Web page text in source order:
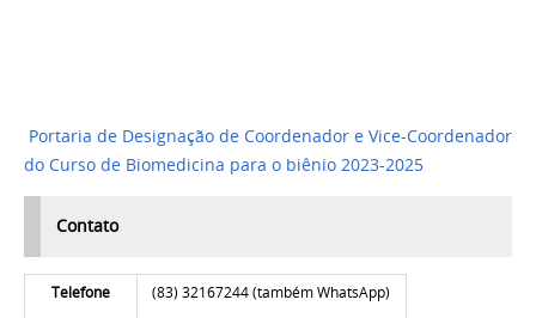
Portaria de Designação de Coordenador e Vice-Coordenador
do Curso de Biomedicina para o biênio 2023-2025
Contato
Telefone (83) 32167244 (também WhatsApp)